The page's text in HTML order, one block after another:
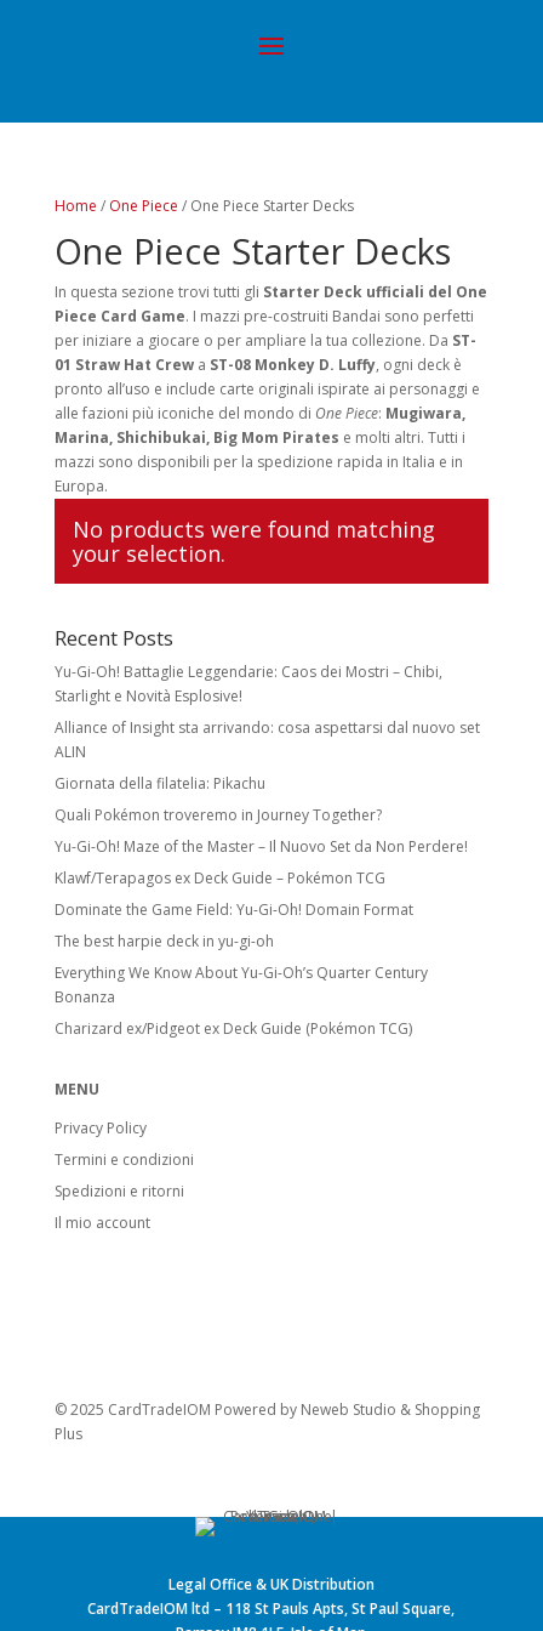
Home / One Piece / One Piece Starter Decks
One Piece Starter Decks
In questa sezione trovi tutti gli Starter Deck ufficiali del One
Piece Card Game. I mazzi pre-costruiti Bandai sono perfetti
per iniziare a giocare o per ampliare la tua collezione. Da ST-
01 Straw Hat Crewa ST-08 Monkey D. Luffy, ogni deck è
pronto all’uso e include carte originali ispirate ai personaggi e
alle fazioni più iconiche del mondo di One Piece: Mugiwara,
Marina, Shichibukai, Big Mom Pirates e molti altri. Tutti i
mazzi sono disponibili per la spedizione rapida in Italia e in
Europa.
No products were found matching
your selection.
Recent Posts
Yu-Gi-Oh! Battaglie Leggendarie: Caos dei Mostri – Chibi,
Starlight e Novità Esplosive!
Alliance of Insight sta arrivando: cosa aspettarsi dal nuovo set
ALIN
Giornata della filatelia: Pikachu
Quali Pokémon troveremo in Journey Together?
Yu-Gi-Oh! Maze of the Master – Il Nuovo Set da Non Perdere!
Klawf/Terapagos ex Deck Guide – Pokémon TCG
Dominate the Game Field: Yu-Gi-Oh! Domain Format
The best harpie deck in yu-gi-oh
Everything We Know About Yu-Gi-Oh’s Quarter Century
Bonanza
Charizard ex/Pidgeot ex Deck Guide (Pokémon TCG)
MENU
Privacy Policy
Termini e condizioni
Spedizioni e ritorni
Il mio account
© 2025 CardTradeIOM Powered by Neweb Studio & Shopping
Plus
Legal Office & UK Distribution
CardTradeIOM ltd – 118 St Pauls Apts, St Paul Square,